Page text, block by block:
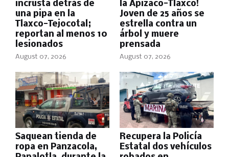
incrusta detrás de
una pipa en la
Tlaxco-Tejocotal;
reportan al menos 10
lesionados
August 07, 2026
la Apizaco-Tlaxco!
Joven de 25 años se
estrella contra un
árbol y muere
prensada
August 07, 2026
Saquean tienda de
ropa en Panzacola,
Recupera la Policía
Estatal dos vehículos